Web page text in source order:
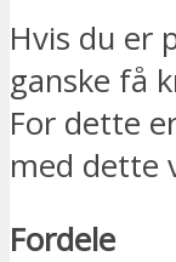
Hvis du er
ganske få
For dette
med dette
Fordele